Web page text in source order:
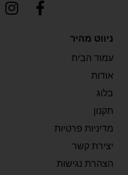
ניווט מהיר
עמוד הבית
אודות
בלוג
תקנון
מדיניות פרטיות
יצירת קשר
הצהרת נגישות